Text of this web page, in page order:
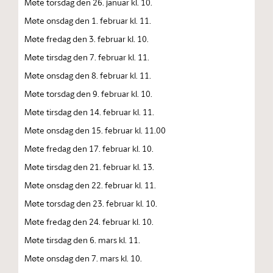
Møte onsdag den 1. februar kl. 11.
Møte fredag den 3. februar kl. 10.
Møte tirsdag den 7. februar kl. 11.
Møte onsdag den 8. februar kl. 11.
Møte torsdag den 9. februar kl. 10.
Møte tirsdag den 14. februar kl. 11.
Møte onsdag den 15. februar kl. 11.00
Møte fredag den 17. februar kl. 10.
Møte tirsdag den 21. februar kl. 13.
Møte onsdag den 22. februar kl. 11.
Møte torsdag den 23. februar kl. 10.
Møte fredag den 24. februar kl. 10.
Møte tirsdag den 6. mars kl. 11.
Møte onsdag den 7. mars kl. 10.